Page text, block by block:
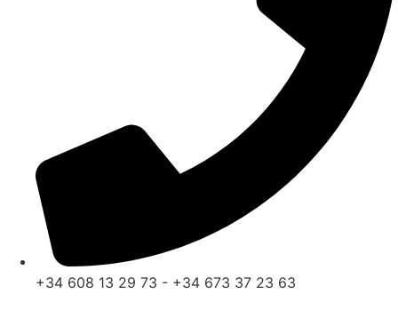
+34 608 13 29 73 - +34 673 37 23 63